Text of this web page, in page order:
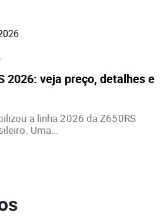
2026: veja preço, detalhes e
a linha 2026 da Z650RS
Uma...